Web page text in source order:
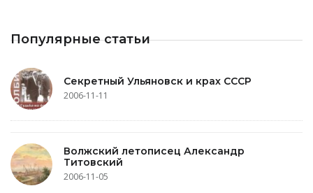
Популярные статьи
Секретный Ульяновск и крах СССР
2006-11-11
Волжский летописец Александр
Титовский
2006-11-05